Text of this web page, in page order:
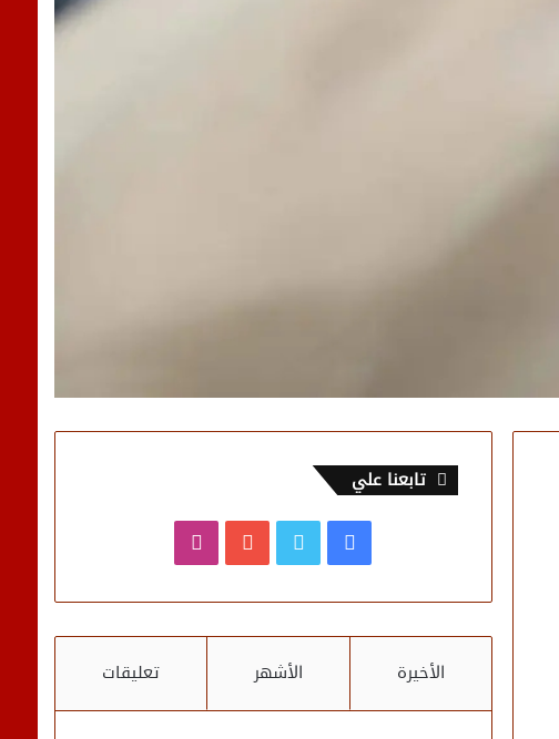
تابعنا علي
فيسبوك يوتيوب
الأخيرة الأشهر تعليقات